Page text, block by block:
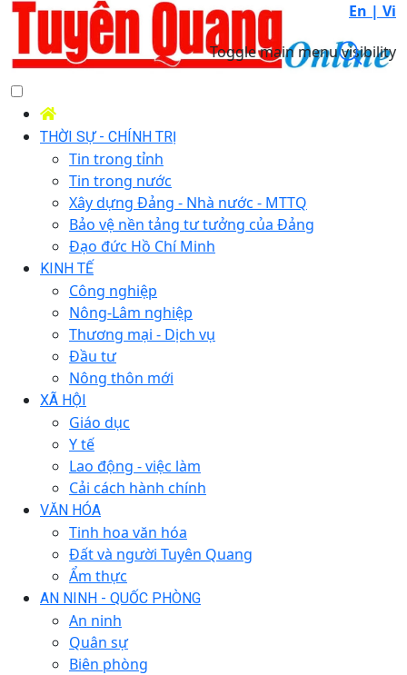
En | Vi
Toggle main menu visibility
THỜI SỰ - CHÍNH TRỊ
Tin trong tỉnh
Tin trong nước
Xây dựng Đảng - Nhà nước - MTTQ
Bảo vệ nền tảng tư tưởng của Đảng
Đạo đức Hồ Chí Minh
KINH TẾ
Công nghiệp
Nông-Lâm nghiệp
Thương mại - Dịch vụ
Đầu tư
Nông thôn mới
XÃ HỘI
Giáo dục
Y tế
Lao động - việc làm
Cải cách hành chính
VĂN HÓA
Tinh hoa văn hóa
Đất và người Tuyên Quang
Ẩm thực
AN NINH - QUỐC PHÒNG
An ninh
Quân sự
Biên phòng